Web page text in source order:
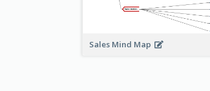
Sales Mind Map